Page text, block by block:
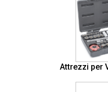
Attrezzi per